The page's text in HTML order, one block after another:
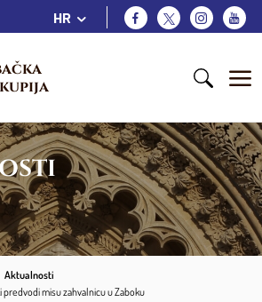
HR
Aktualnosti
predvodi misu zahvalnicu u Zaboku